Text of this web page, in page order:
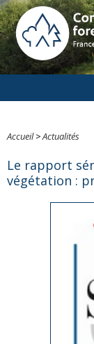
Accueil>Actualités
Le rapport
végétation :